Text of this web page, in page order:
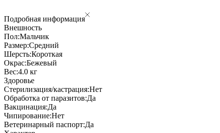
Подробная информация
Внешность
Пол:Мальчик
Размер:Средний
Шерсть:Короткая
Окрас:Бежевый
Вес:4.0 кг
Здоровье
Стерилизация/кастрация:Нет
Обработка от паразитов:Да
Вакцинация:Да
Чипирование:Нет
Ветеринарный паспорт:Да